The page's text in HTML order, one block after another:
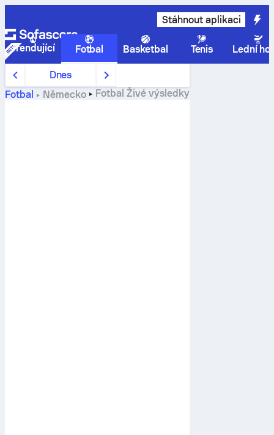
Stáhnout aplikaci
Trendující Fotbal Basketbal Tenis Lední
Dnes
Fotbal
Německo Fotbal Živé výsledky